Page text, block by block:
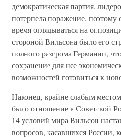
демократическая партия,
потерпела поражение, поэтому
время оглядываться на
стороной Вильсона было его
полного разгрома Германии,
сохранение для нее
возможностей готовиться к
Наконец, крайне слабым
было отношение к Советской
14 условий мира Вильсон
вопросов, касавшихся России,